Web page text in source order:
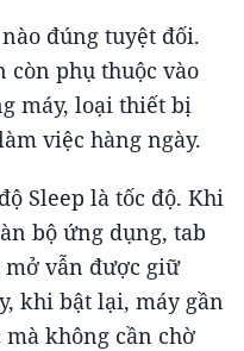
đúng tuyệt đối.
còn phụ thuộc vào
máy, loại thiết bị
việc hàng ngày.
Sleep là tốc độ. Khi
bộ ứng dụng, tab
vẫn được giữ
khi bật lại, máy gần
không cần chờ